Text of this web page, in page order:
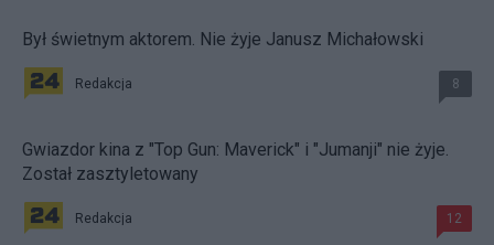
Był świetnym aktorem. Nie żyje Janusz Michałowski
Redakcja 8
Gwiazdor kina z "Top Gun: Maverick" i "Jumanji" nie żyje.
Został zasztyletowany
Redakcja 12